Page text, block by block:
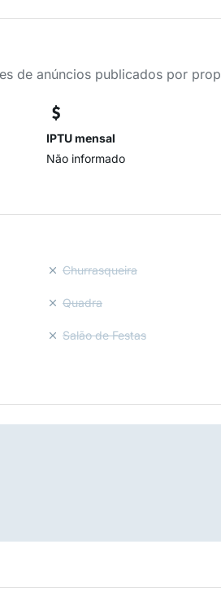
de anúncios publicados por
IPTU mensal
Não informado
Churrasqueira
Quadra
Salão de Festas